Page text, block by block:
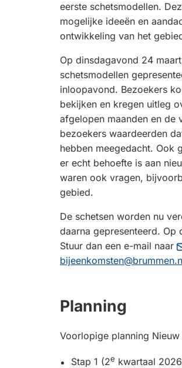
eerste schetsmodellen.
mogelijke ideeën en
ontwikkeling van het
Op dinsdagavond 24
schetsmodellen
inloopavond. Bezoekers
bekijken en kregen uitleg
afgelopen maanden en de
bezoekers waardeerden
hebben meegedacht. Ook
er echt behoefte is aan
waren ook vragen,
gebied.
De schetsen worden nu
daarna gepresenteerd. Op
Stuur dan een e-mail naar
Planning
Voorlopige planning
Stap 1 (2e kwartaal